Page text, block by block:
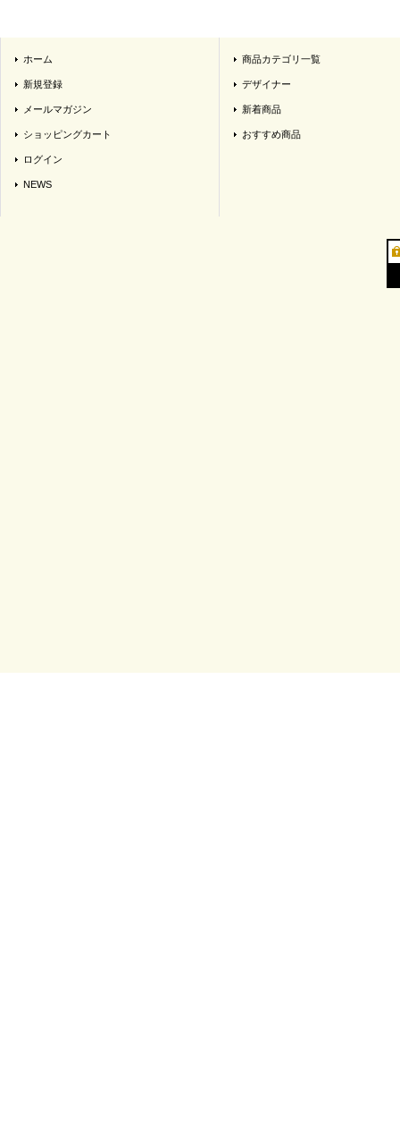
ホーム
新規登録
メールマガジン
ショッピングカート
ログイン
NEWS
商品カテゴリ一覧
デザイナー
新着商品
おすすめ商品